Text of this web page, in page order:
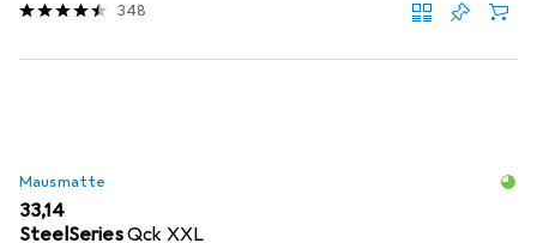
348
Mausmatte
EUR
33,14
SteelSeriesQck XXL